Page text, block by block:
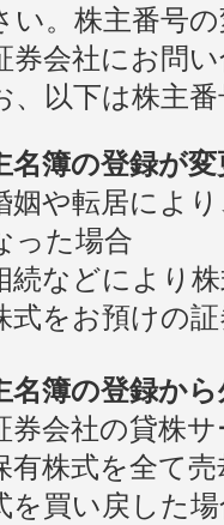
い。株主番号
券会社にお問
、以下は株主
名簿の登録が
や転居により
った場合
などにより株
をお預けの証
名簿の登録か
会社の貸株
株式を全て売
を買い戻した